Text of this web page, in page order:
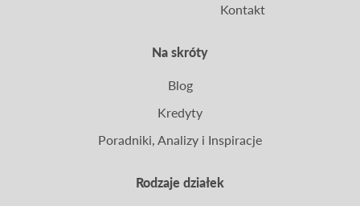
Na skróty
Rodzaje działek
Kontakt
Blog
Kredyty
Poradniki, Analizy i Inspiracje